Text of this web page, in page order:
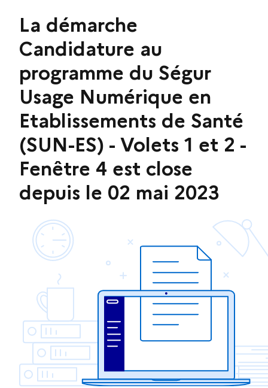
La démarche
Candidature au
programme du Ségur
Usage Numérique en
Etablissements de Santé
(SUN-ES) - Volets 1 et 2 -
Fenêtre 4 est close
depuis le 02 mai 2023